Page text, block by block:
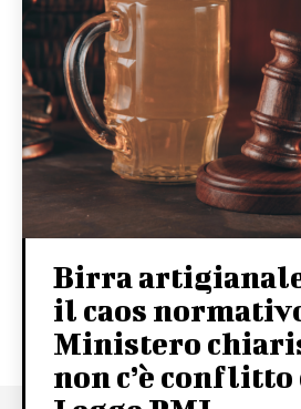
Birra
il caos
Ministero
non c’è conflitto